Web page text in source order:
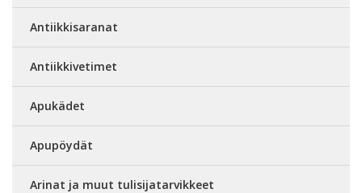
Antiikkisaranat
Antiikkivetimet
Apukädet
Apupöydät
Arinat ja muut tulisijatarvikkeet